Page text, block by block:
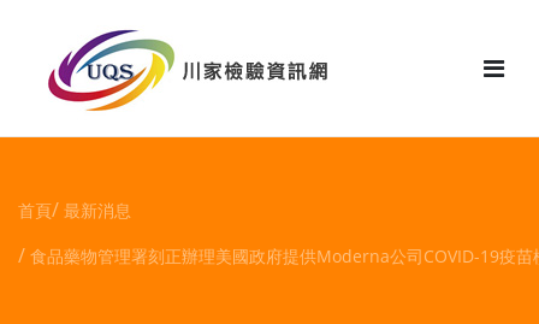
首頁 最新消息
食品藥物管理署刻正辦理美國政府提供Moderna公司COVID-19疫苗